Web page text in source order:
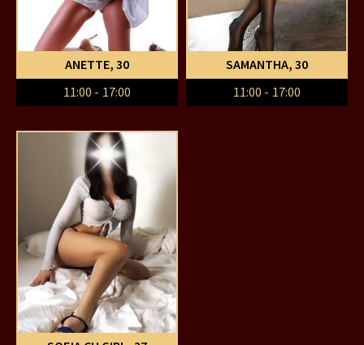
ANETTE, 30
11:00 - 17:00
SAMANTHA, 30
11:00 - 17:00